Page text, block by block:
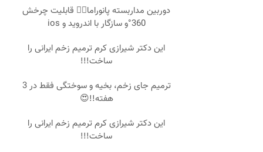
دوربین مداربسته پانوراما👈🏻 قابلیت چرخش
360°و سازگار با اندروید و ios
این دکتر شیرازی کرم ترمیم زخم ایرانی را
ساخت!!!
ترمیم جای زخم، بخیه و سوختگی فقط در 3
هفته!!😍
این دکتر شیرازی کرم ترمیم زخم ایرانی را
ساخت!!!